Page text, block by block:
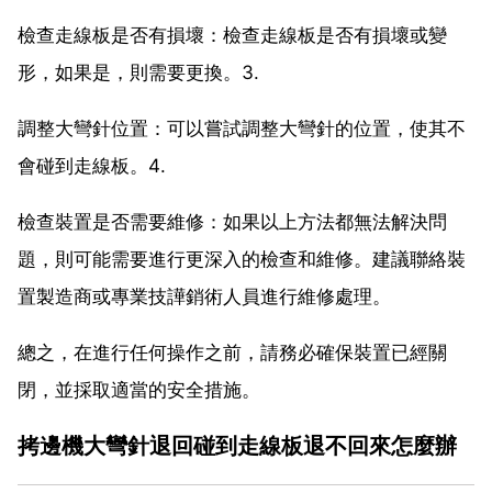
檢查走線板是否有損壞：檢查走線板是否有損壞或變
形，如果是，則需要更換。3.
調整大彎針位置：可以嘗試調整大彎針的位置，使其不
會碰到走線板。4.
檢查裝置是否需要維修：如果以上方法都無法解決問
題，則可能需要進行更深入的檢查和維修。建議聯絡裝
置製造商或專業技譁銷術人員進行維修處理。
總之，在進行任何操作之前，請務必確保裝置已經關
閉，並採取適當的安全措施。
拷邊機大彎針退回碰到走線板退不回來怎麼辦